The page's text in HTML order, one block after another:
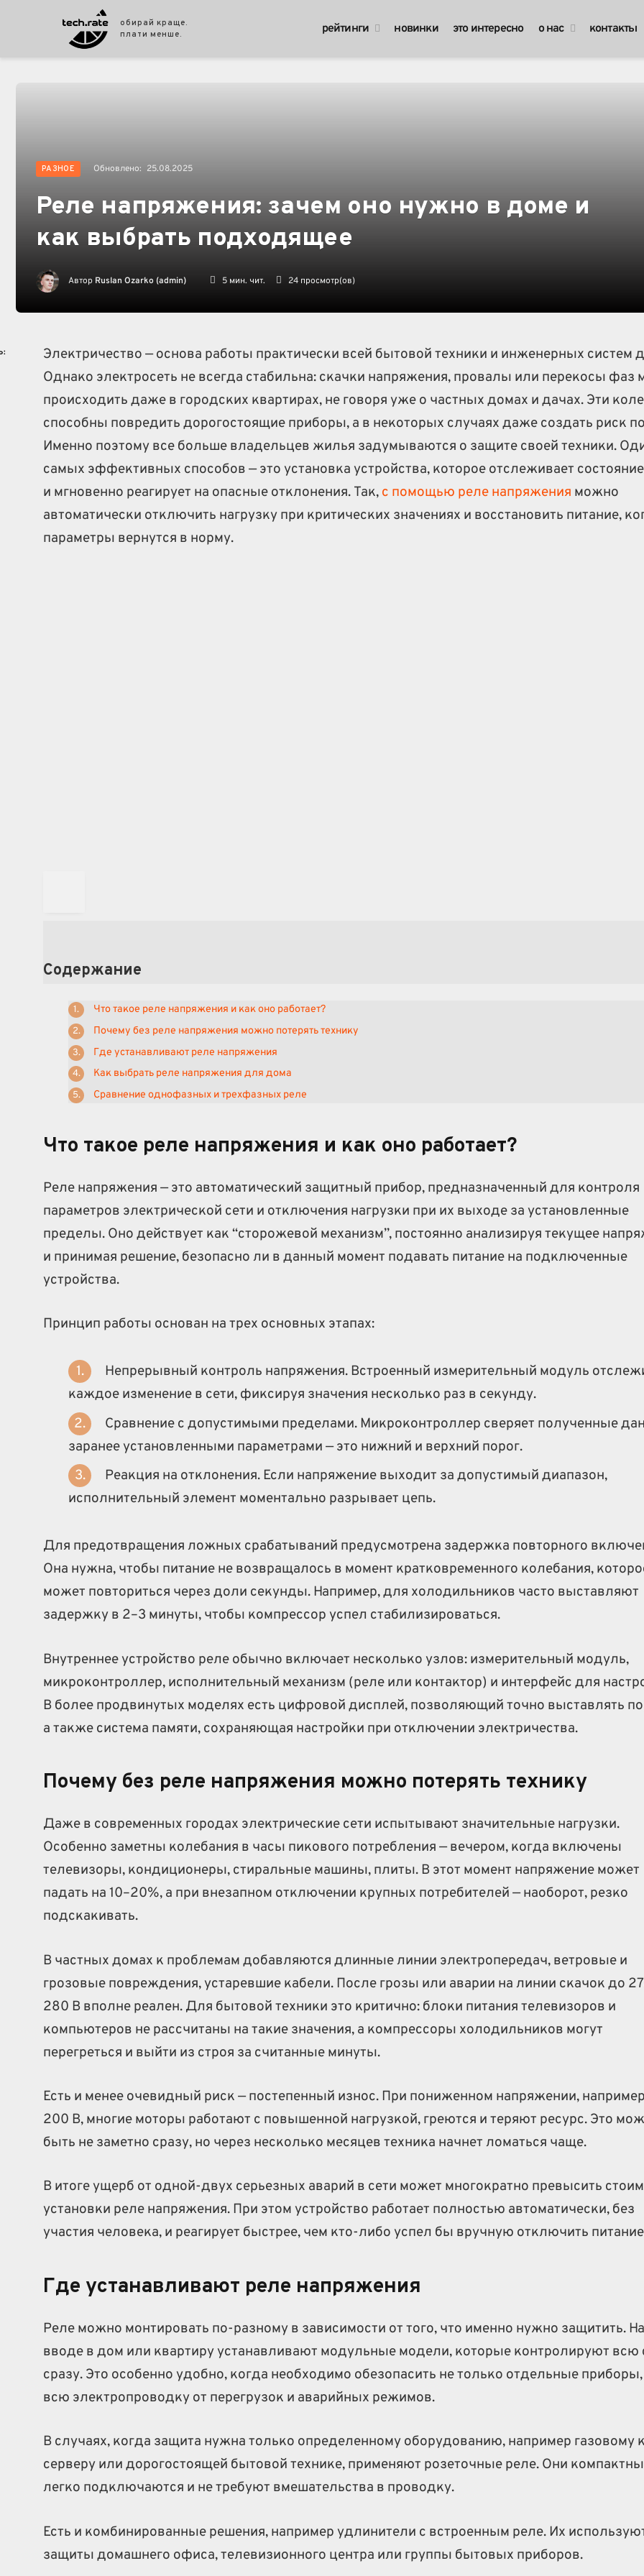
обирай краще.
плати менше.
рейтинги новинки это интересно о нас контакты
РАЗНОЕ Обновлено: 25.08.2025
Реле напряжения: зачем оно нужно в доме и
как выбрать подходящее
Автор Ruslan Ozarko (admin) 5 мин. чит. 24 просмотр(ов)
Электричество — основа работы практически всей бытовой техники и инженерных систем
Однако электросеть не всегда стабильна: скачки напряжения, провалы или перекосы фаз
происходить даже в городских квартирах, не говоря уже о частных домах и дачах. Эти
способны повредить дорогостоящие приборы, а в некоторых случаях даже создать риск
Именно поэтому все больше владельцев жилья задумываются о защите своей техники.
самых эффективных способов — это установка устройства, которое отслеживает
и мгновенно реагирует на опасные отклонения. Так, с помощью реле напряжения можно
автоматически отключить нагрузку при критических значениях и восстановить питание,
параметры вернутся в норму.
Содержание
Что такое реле напряжения и как оно работает?
Почему без реле напряжения можно потерять технику
Где устанавливают реле напряжения
Как выбрать реле напряжения для дома
Сравнение однофазных и трехфазных реле
Что такое реле напряжения и как оно работает?
Реле напряжения — это автоматический защитный прибор, предназначенный для контроля
параметров электрической сети и отключения нагрузки при их выходе за установленные
пределы. Оно действует как “сторожевой механизм”, постоянно анализируя текущее
и принимая решение, безопасно ли в данный момент подавать питание на подключенные
устройства.
Принцип работы основан на трех основных этапах:
Непрерывный контроль напряжения. Встроенный измерительный модуль
каждое изменение в сети, фиксируя значения несколько раз в секунду.
Сравнение с допустимыми пределами. Микроконтроллер сверяет полученные
заранее установленными параметрами — это нижний и верхний порог.
Реакция на отклонения. Если напряжение выходит за допустимый диапазон,
исполнительный элемент моментально разрывает цепь.
Для предотвращения ложных срабатываний предусмотрена задержка повторного
Она нужна, чтобы питание не возвращалось в момент кратковременного колебания,
может повториться через доли секунды. Например, для холодильников часто выставляют
задержку в 2–3 минуты, чтобы компрессор успел стабилизироваться.
Внутреннее устройство реле обычно включает несколько узлов: измерительный модуль,
микроконтроллер, исполнительный механизм (реле или контактор) и интерфейс для
В более продвинутых моделях есть цифровой дисплей, позволяющий точно выставлять
а также система памяти, сохраняющая настройки при отключении электричества.
Почему без реле напряжения можно потерять технику
Даже в современных городах электрические сети испытывают значительные нагрузки.
Особенно заметны колебания в часы пикового потребления — вечером, когда включены
телевизоры, кондиционеры, стиральные машины, плиты. В этот момент напряжение может
падать на 10–20%, а при внезапном отключении крупных потребителей — наоборот, резко
подскакивать.
В частных домах к проблемам добавляются длинные линии электропередач, ветровые и
грозовые повреждения, устаревшие кабели. После грозы или аварии на линии скачок до
280 В вполне реален. Для бытовой техники это критично: блоки питания телевизоров и
компьютеров не рассчитаны на такие значения, а компрессоры холодильников могут
перегреться и выйти из строя за считанные минуты.
Есть и менее очевидный риск — постепенный износ. При пониженном напряжении,
200 В, многие моторы работают с повышенной нагрузкой, греются и теряют ресурс. Это
быть не заметно сразу, но через несколько месяцев техника начнет ломаться чаще.
В итоге ущерб от одной-двух серьезных аварий в сети может многократно превысить
установки реле напряжения. При этом устройство работает полностью автоматически, без
участия человека, и реагирует быстрее, чем кто-либо успел бы вручную отключить
Где устанавливают реле напряжения
Реле можно монтировать по-разному в зависимости от того, что именно нужно защитить. На
вводе в дом или квартиру устанавливают модульные модели, которые контролируют всю
сразу. Это особенно удобно, когда необходимо обезопасить не только отдельные
всю электропроводку от перегрузок и аварийных режимов.
В случаях, когда защита нужна только определенному оборудованию, например газовому
серверу или дорогостоящей бытовой технике, применяют розеточные реле. Они
легко подключаются и не требуют вмешательства в проводку.
Есть и комбинированные решения, например удлинители с встроенным реле. Их
защиты домашнего офиса, телевизионного центра или группы бытовых приборов.